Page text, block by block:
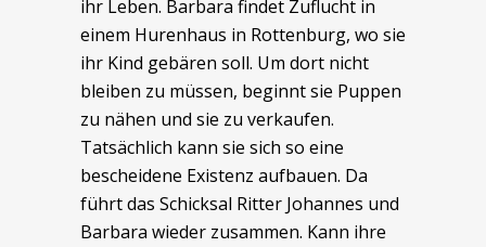
ihr Leben. Barbara findet Zuflucht in
einem Hurenhaus in Rottenburg, wo sie
ihr Kind gebären soll. Um dort nicht
bleiben zu müssen, beginnt sie Puppen
zu nähen und sie zu verkaufen.
Tatsächlich kann sie sich so eine
bescheidene Existenz aufbauen. Da
führt das Schicksal Ritter Johannes und
Barbara wieder zusammen. Kann ihre